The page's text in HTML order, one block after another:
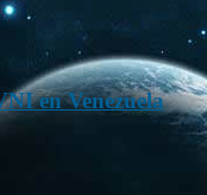
en Venezuela